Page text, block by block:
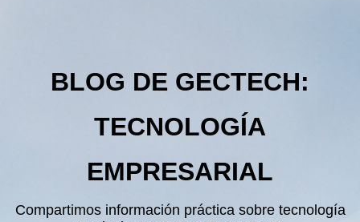
BLOG DE GECTECH:
TECNOLOGÍA
EMPRESARIAL